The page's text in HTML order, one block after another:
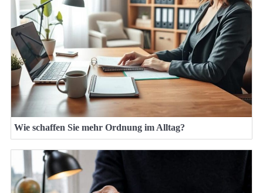
Wie schaffen Sie mehr Ordnung im Alltag?